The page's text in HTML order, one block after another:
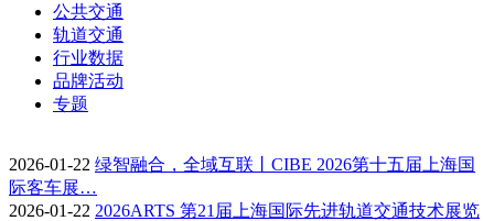
公共交通
轨道交通
行业数据
品牌活动
专题
2026-01-22 绿智融合，全域互联丨CIBE 2026第十五届上海国
际客车展…
2026-01-22 2026ARTS 第21届上海国际先进轨道交通技术展览